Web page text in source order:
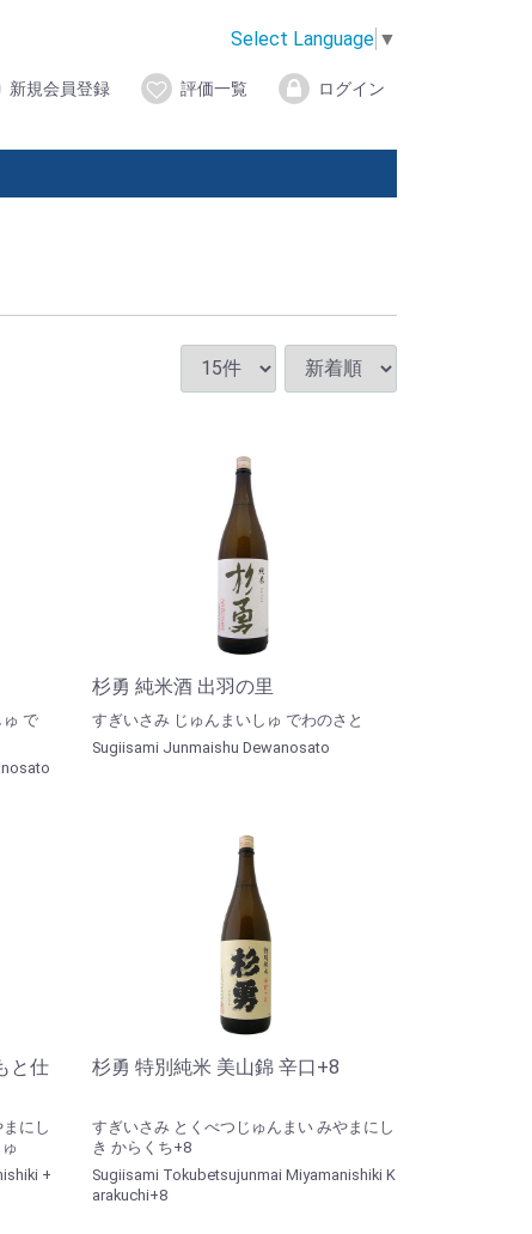
Select Language ▼
新規会員登録 評価一覧 ログイン
で
杉勇 純米酒 出羽の里
すぎいさみ じゅんまいしゅ でわのさと
Sugiisami Junmaishu Dewanosato
と仕
にし
+
杉勇 特別純米 美山錦 辛口+8
すぎいさみ とくべつじゅんまい みやまにし
き からくち+8
Sugiisami Tokubetsujunmai Miyamanishiki K
arakuchi+8